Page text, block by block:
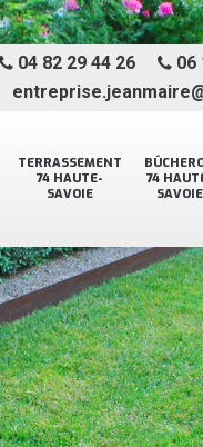
TERRASSEMENT
74 HAUTE-
SAVOIE
74
SAVOIE
04 82 29 44 26
06